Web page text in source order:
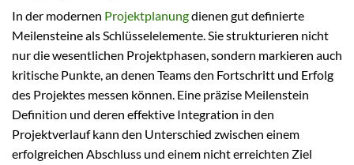
In der modernen Projektplanungdienen gut definierte
Meilensteine als Schlüsselelemente. Sie strukturieren nicht
nur die wesentlichen Projektphasen, sondern markieren auch
kritische Punkte, an denen Teams den Fortschritt und Erfolg
des Projektes messen können. Eine präzise Meilenstein
Definition und deren effektive Integration in den
Projektverlauf kann den Unterschied zwischen einem
erfolgreichen Abschluss und einem nicht erreichten Ziel